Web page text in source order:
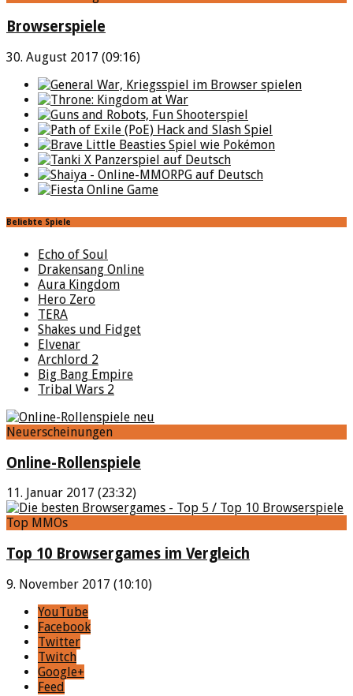
Browserspiele
30. August 2017 (09:16)
Beliebte Spiele
Echo of Soul
Drakensang Online
Aura Kingdom
Hero Zero
TERA
Shakes und Fidget
Elvenar
Archlord 2
Big Bang Empire
Tribal Wars 2
Neuerscheinungen
Online-Rollenspiele
11. Januar 2017 (23:32)
Top MMOs
Top 10 Browsergames im Vergleich
9. November 2017 (10:10)
YouTube
Facebook
Twitter
Twitch
Google+
Feed